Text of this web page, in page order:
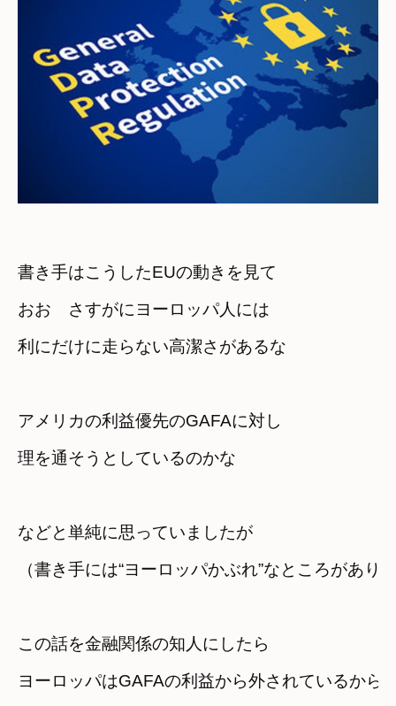
書き手はこうしたEUの動きを見て
おお　さすがにヨーロッパ人には
利にだけに走らない高潔さがあるな
アメリカの利益優先のGAFAに対し
理を通そうとしているのかな
などと単純に思っていましたが
（書き手には“ヨーロッパかぶれ”なところがあり
この話を金融関係の知人にしたら
ヨーロッパはGAFAの利益から外されているから